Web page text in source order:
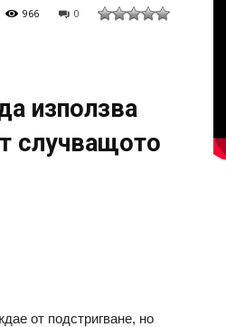
0
966
използва
случващото
от подстригване, но